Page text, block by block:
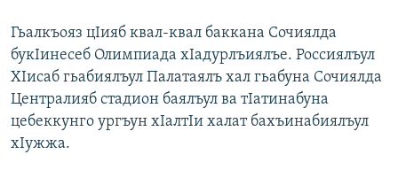
Гьалкъояз цIияб квал-квал баккана Сочиялда
букIинесеб Олимпиада хIадурлъиялъе. Россиялъул
ХIисаб гьабиялъул Палатаялъ хал гьабуна Сочиялда
Централияб стадион баялъул ва тIатинабуна
цебеккунго ургъун хIалтIи халат бахъинабиялъул
хIужжа.